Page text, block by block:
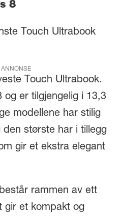
8
Touch Ultrabook
ANNONSE
Touch Ultrabook.
og er tilgjengelig i 13,3
modellene har stilig
største har i tillegg
gir et ekstra elegant
rammen av ett
gir et kompakt og